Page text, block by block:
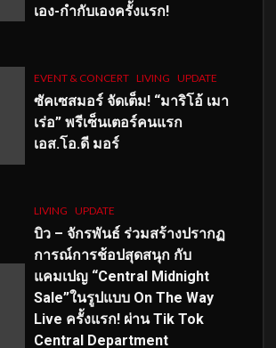
เอง-กำกับเองครั้งแรก!
EVENT & CONCERT LIVING UPDATE
ซัคเซสมอร์ จัดเต็ม! “มาริโอ้ เมา
เร่อ” พรีเซ็นเตอร์คนแรก
เอส.โอ.ดี มอร์
LIVING UPDATE
บิว – จักรพันธ์ ร่วมสร้างปรากฏ
การณ์การช้อปสุดสนุก กับ
แคมเปญ “Central Midnight
Sale”ในรูปแบบ On The Way
Live ครั้งแรก! ผ่าน Tik Tok
Central Department